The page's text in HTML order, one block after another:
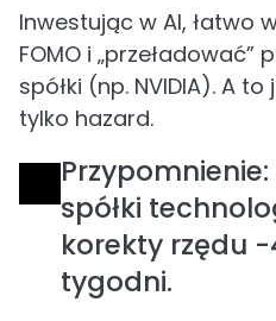
Inwestując w AI, łatwo
FOMO i
spółki (np. NVIDIA). A
tylko hazard.
spółki
korekty rzędu
tygodni.